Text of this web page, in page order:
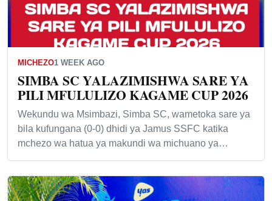
MICHEZO1 WEEK AGO
SIMBA SC YALAZIMISHWA SARE YA
PILI MFULULIZO KAGAME CUP 2026
Wekundu wa Msimbazi, Simba SC, wametoka sare ya
bila kufungana (0-0) dhidi ya Jamus SSFC katika
mchezo wa hatua ya makundi wa michuano ya…